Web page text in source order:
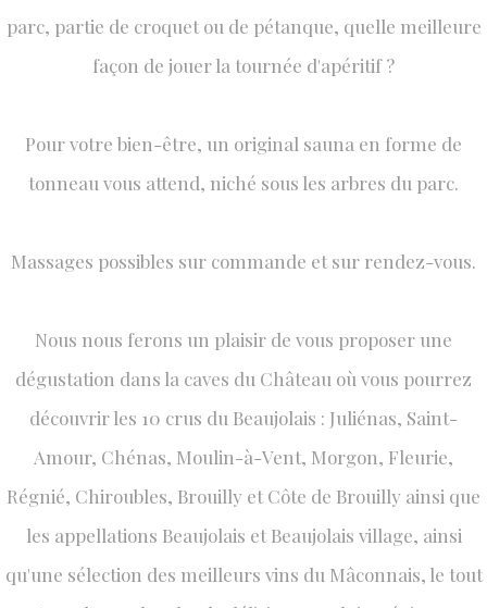
parc, partie de croquet ou de pétanque, quelle meilleure
façon de jouer la tournée d'apéritif ?
​Pour votre bien-être, un original sauna en forme de
tonneau vous attend, niché sous les arbres du parc.
Massages possibles sur commande et sur rendez-vous.
​Nous nous ferons un plaisir de vous proposer une
dégustation dans la caves du Château où vous pourrez
découvrir les 10 crus du Beaujolais : Juliénas, Saint-
Amour, Chénas, Moulin-à-Vent, Morgon, Fleurie,
Régnié, Chiroubles, Brouilly et Côte de Brouilly ainsi que
les appellations Beaujolais et Beaujolais village, ainsi
qu'une sélection des meilleurs vins du Mâconnais, le tout